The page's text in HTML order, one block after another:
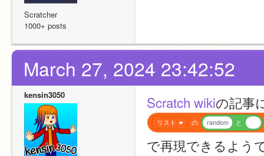
Scratcher
1000+ posts
March 27, 2024 23:42:52
kensin3050 Scratch wikiの記事
リスト の random と
で再現できるよう